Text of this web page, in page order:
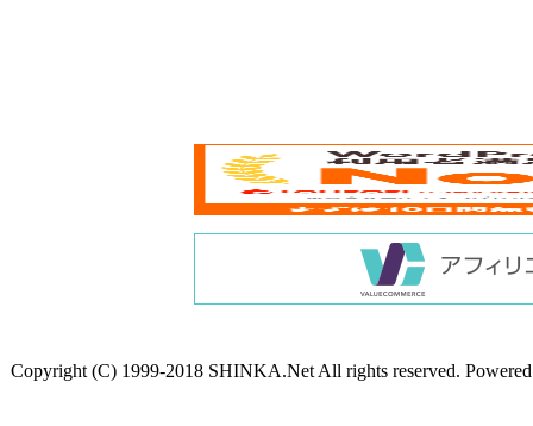
Copyright (C) 1999-2018 SHINKA.Net All rights reserved.